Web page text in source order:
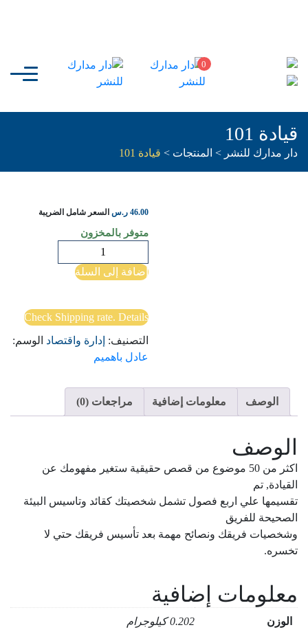
0
قيادة 101
دار مدارك للنشر > المنتجات > قيادة 101
46.00 ر.س السعر شامل الضريبة
متوفر بالمخزون
قيادة
101
إضافة إلى السلة
Check Shipping rate. Details
التصنيف: إدارة واقتصاد الوسم:
عادل باهميم
الوصف معلومات إضافية مراجعات (0)
الوصف
اكثر من 50 موضوع من قصص حقيقية ستغير مفهومك عن
القيادة, تم
تقسيمها علي اربع فصول تشمل شخصيتك كقائد وتاسيس البيئة
الصحيحة للفريق
وشخصيات فريقك ونصائح مهمة بعد تأسيس فريقك حتي لا
تخسره.
معلومات إضافية
الوزن 0.202 كيلوجرام